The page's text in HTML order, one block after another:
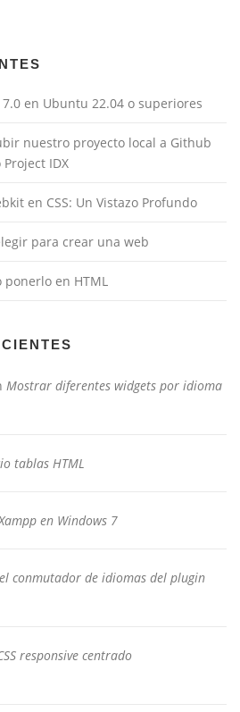
en Ubuntu 22.04 o superiores
nuestro proyecto local a Github
Project IDX
en CSS: Un Vistazo Profundo
para crear una web
ponerlo en HTML
Mostrar diferentes widgets por idioma
tablas HTML
en Windows 7
conmutador de idiomas del plugin
responsive centrado